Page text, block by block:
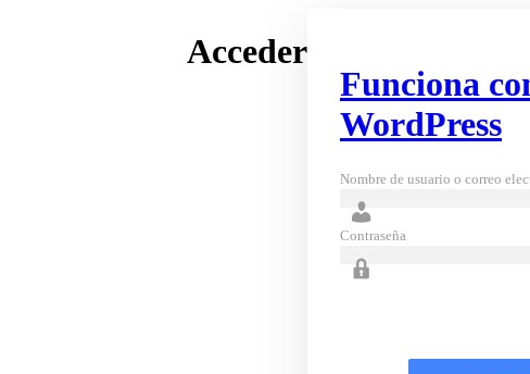
Acceder
Funciona
WordPress
Nombre de usuario o correo
Contraseña